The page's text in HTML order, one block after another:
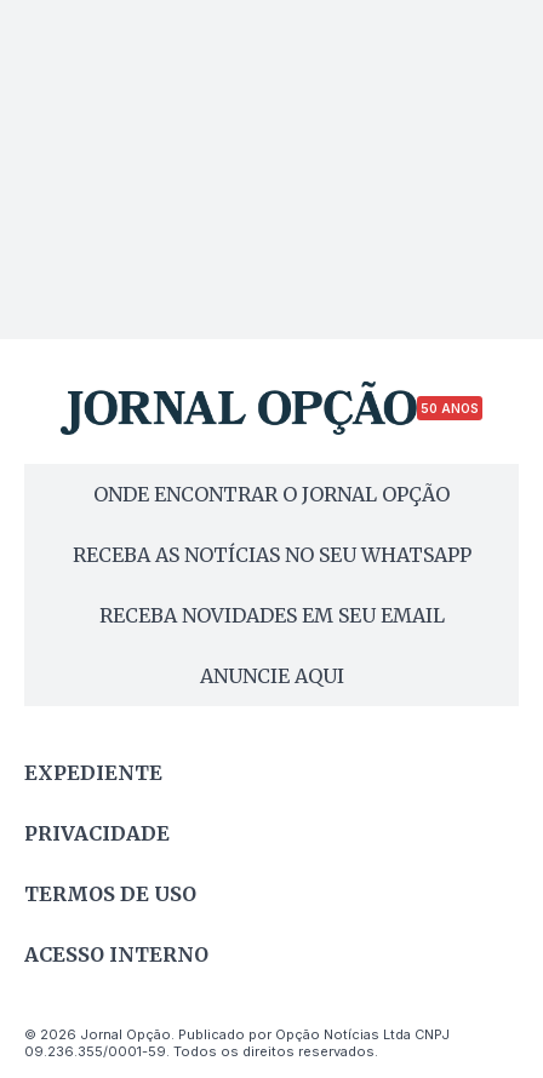
50 ANOS
ONDE ENCONTRAR O JORNAL OPÇÃO
RECEBA AS NOTÍCIAS NO SEU WHATSAPP
RECEBA NOVIDADES EM SEU EMAIL
ANUNCIE AQUI
EXPEDIENTE
PRIVACIDADE
TERMOS DE USO
ACESSO INTERNO
© 2026 Jornal Opção. Publicado por Opção Notícias Ltda CNPJ
09.236.355/0001-59. Todos os direitos reservados.